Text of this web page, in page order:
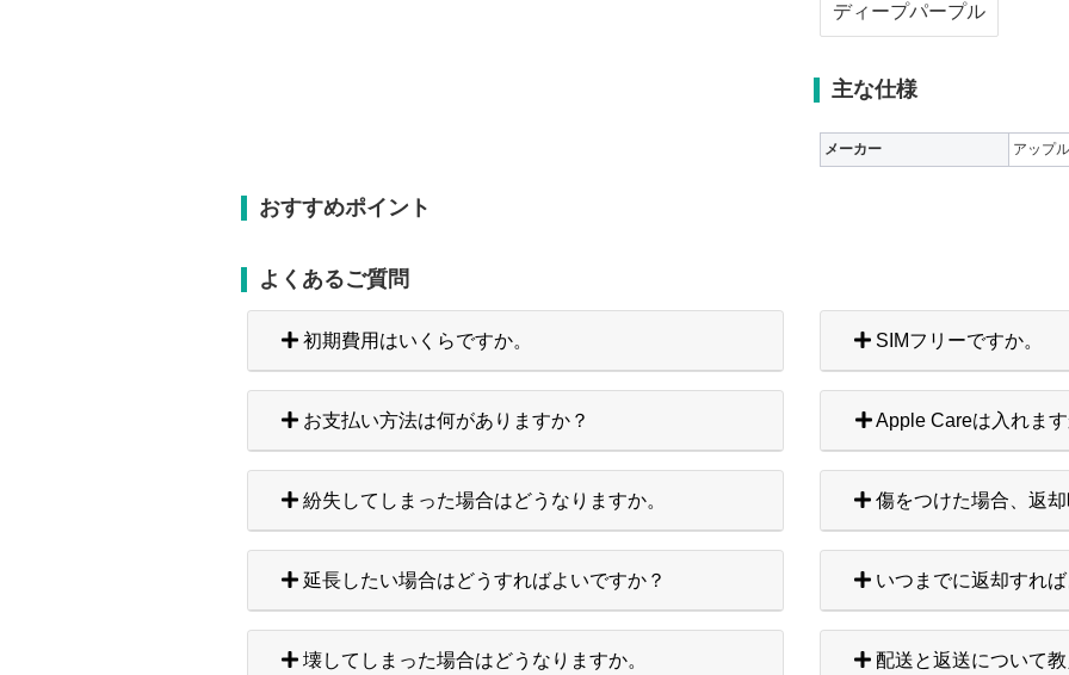
ディープパープル
主な仕様
メーカー アップル
おすすめポイント
よくあるご質問
初期費用はいくらですか。 SIMフリーですか。
お支払い方法は何がありますか？ Apple Careは入れます
紛失してしまった場合はどうなりますか。 傷をつけた場合、返
延長したい場合はどうすればよいですか？ いつまでに返却すれ
壊してしまった場合はどうなりますか。 配送と返送について教